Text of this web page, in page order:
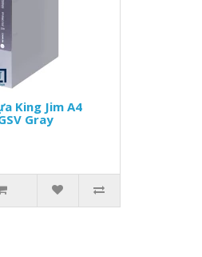
King Jim A4
Gray